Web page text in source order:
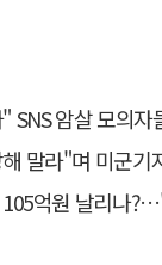
암살 모의자들, 서
라"며 미군기지 무단
억원 날리나?…"구속